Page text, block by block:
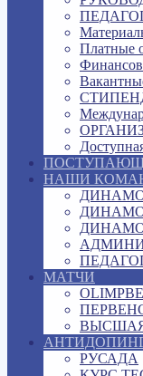
Платные
НАШИ
МАТЧИ
РУСАДА